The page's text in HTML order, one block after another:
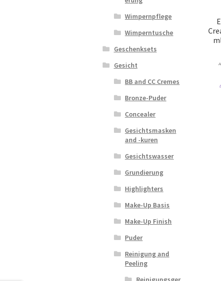
Wimpernpflege
Wimperntusche
Geschenksets
Gesicht
BB and CC Cremes
Bronze-Puder
Concealer
Gesichtsmasken
and -kuren
Gesichtswasser
Grundierung
Highlighters
Make-Up Basis
Make-Up Finish
Puder
Reinigung and
Peeling